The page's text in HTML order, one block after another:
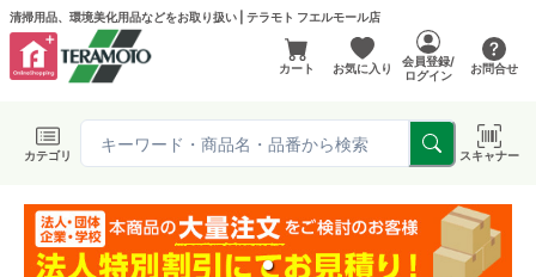
清掃用品、環境美化用品などをお取り扱い | テラモト フエルモール店
カート お気に入り
会員登録/
ログイン
お問合せ
カテゴリ スキャナー